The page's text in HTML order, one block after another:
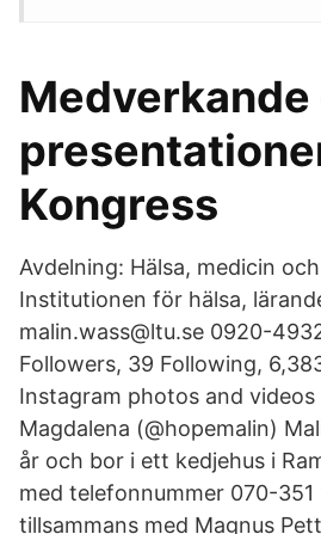
Medverkande
Kongress
Avdelning: Hälsa, medicin
Institutionen för hälsa,
malin.wass@ltu.se 0920-
Followers, 39 Following,
Instagram photos and
Magdalena (@hopemalin)
år och bor i ett kedjehus i
med telefonnummer 070-351
tillsammans med Magnus